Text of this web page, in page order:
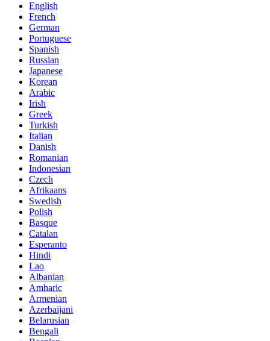
English
French
German
Portuguese
Spanish
Russian
Japanese
Korean
Arabic
Irish
Greek
Turkish
Italian
Danish
Romanian
Indonesian
Czech
Afrikaans
Swedish
Polish
Basque
Catalan
Esperanto
Hindi
Lao
Albanian
Amharic
Armenian
Azerbaijani
Belarusian
Bengali